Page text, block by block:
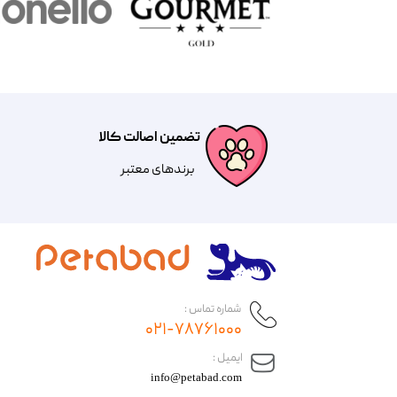
تضمین اصالت کالا
​​برندهای معتبر​​​​​​​
​ایمیل :
info@petabad.com
شماره تماس :
۰۲۱-۷۸۷۶۱۰۰۰